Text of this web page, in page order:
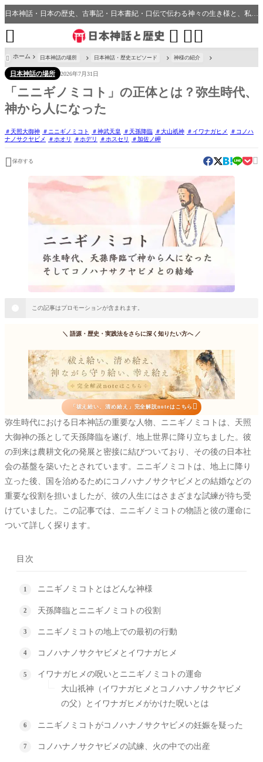
日本神話・日本の歴史、古事記・日本書紀・口伝で伝わる神々の生き様と、私たちの分野・生活、開運、神社との繋がり
 

 ホーム 日本神話の場所 日本神話・歴史エピソード 神様の紹介
日本神話の場所 2026年7月31日
「ニニギノミコト」の正体とは？弥生時代、
神から人になった
天照大御神 ニニギノミコト 神武天皇 天孫降臨 大山祇神 イワナガヒメ
コノハ
ナノサクヤビメ
ホオリ ホデリ ホスセリ 加佐ノ岬
 保存する 
この記事はプロモーションが含まれます。
＼ 語源・歴史・実践法をさらに深く知りたい方へ／
「祓え給い、清め給え」完全解説noteはこちら 
弥生時代における日本神話の重要な人物、ニニギノミコトは、天照
大御神の孫として天孫降臨を遂げ、地上世界に降り立ちました。彼
の到来は農耕文化の発展と密接に結びついており、その後の日本社
会の基盤を築いたとされています。ニニギノミコトは、地上に降り
立った後、国を治めるためにコノハナノサクヤビメとの結婚などの
重要な役割を担いましたが、彼の人生にはさまざまな試練が待ち受
けていました。この記事では、ニニギノミコトの物語と彼の運命に
ついて詳しく探ります。
目次
ニニギノミコトとはどんな神様
天孫降臨とニニギノミコトの役割
ニニギノミコトの地上での最初の行動
コノハナノサクヤビメとイワナガヒメ
イワナガヒメの呪いとニニギノミコトの運命
大山祇神（イワナガヒメとコノハナノサクヤビメ
の父）とイワナガヒメがかけた呪いとは
ニニギノミコトがコノハナノサクヤビメの妊娠を疑った
コノハナノサクヤビメの試練、火の中での出産